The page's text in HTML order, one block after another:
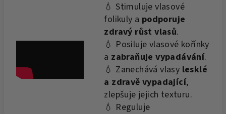
💧 Stimuluje vlasové
folikuly a podporuje
zdravý růst vlasů.
💧 Posiluje vlasové kořínky
a zabraňuje vypadávání.
💧 Zanechává vlasy lesklé
a zdravě vypadající,
zlepšuje jejich texturu.
💧 Reguluje